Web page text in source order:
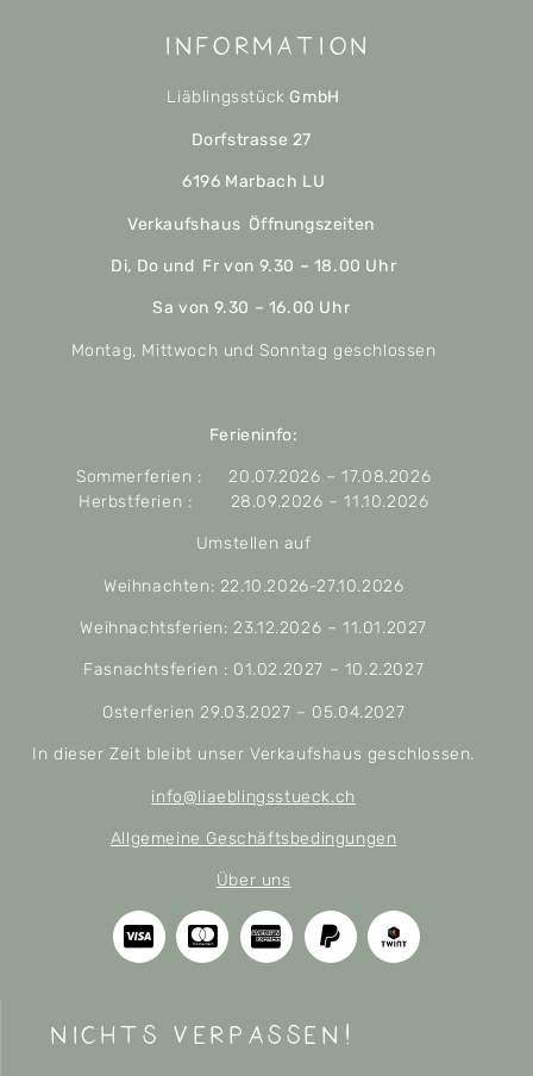
Information
Liäblingsstück GmbH
Dorfstrasse 27
6196 Marbach LU
Verkaufshaus Öffnungszeiten
Di, Do und Fr von 9.30 – 18.00 Uhr
Sa von 9.30 – 16.00 Uhr
Montag, Mittwoch und Sonntag geschlossen
Ferieninfo:
Sommerferien : 20.07.2026 – 17.08.2026
Herbstferien : 28.09.2026 – 11.10.2026
Umstellen auf
Weihnachten: 22.10.2026-27.10.2026
Weihnachtsferien: 23.12.2026 – 11.01.2027
Fasnachtsferien : 01.02.2027 – 10.2.2027
Osterferien 29.03.2027 – 05.04.2027
In dieser Zeit bleibt unser Verkaufshaus geschlossen.
info@liaeblingsstueck.ch
Allgemeine Geschäftsbedingungen
Über uns
nichts verpassen!